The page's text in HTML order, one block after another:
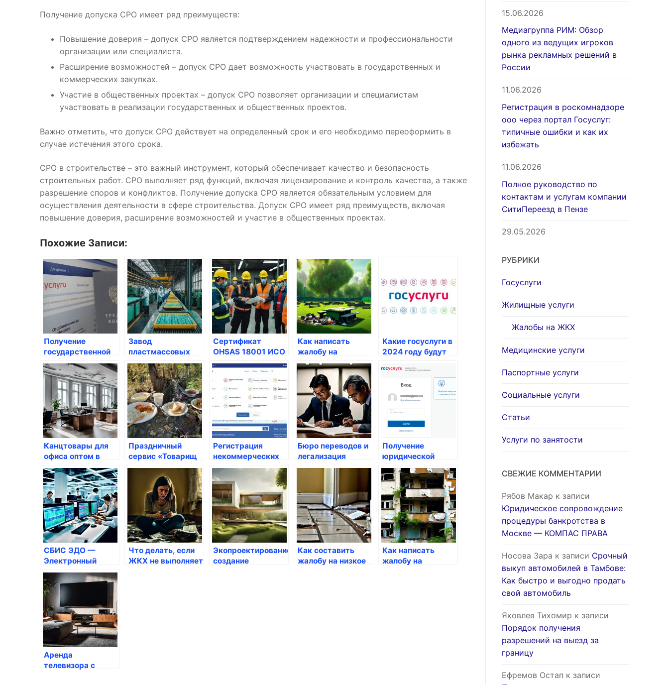
Получение допуска СРО имеет ряд преимуществ:
Повышение доверия – допуск СРО является подтверждением надежности и профессиональности
организации или специалиста.
Расширение возможностей – допуск СРО дает возможность участвовать в государственных и
коммерческих закупках.
Участие в общественных проектах – допуск СРО позволяет организации и специалистам
участвовать в реализации государственных и общественных проектов.
Важно отметить, что допуск СРО действует на определенный срок и его необходимо переоформить в
случае истечения этого срока.
СРО в строительстве – это важный инструмент, который обеспечивает качество и безопасность
строительных работ. СРО выполняет ряд функций, включая лицензирование и контроль качества, а также
разрешение споров и конфликтов. Получение допуска СРО является обязательным условием для
осуществления деятельности в сфере строительства. Допуск СРО имеет ряд преимуществ, включая
повышение доверия, расширение возможностей и участие в общественных проектах.
Похожие Записи:
Получение
государственной
услуги Услуги
управляющих
организаций
Завод
пластмассовых
изделий в России
Сертификат
OHSAS 18001 ИСО
18001:2007
получить в Москве
по низкой цене
Как написать
жалобу на
невыполнение
работ по
благоустройству
территории
Какие госуслуги в
2024 году будут
россиянам?
Канцтовары для
офиса оптом в
Екатеринбурге
Праздничный
сервис «Товарищ
Полковник»
Регистрация
некоммерческих
организаций: все,
что нужно знать
Бюро переводов и
легализация
документов: как
качественные
услуги
Получение
юридической
помощи семьям с
низким доходом
СБИС ЭДО —
Электронный
документооборот
между
компаниями,
торговыми сетями
и сотрудниками
Что делать, если
ЖКХ не выполняет
Экопроектирование:
создание
Как составить
жалобу на низкое
Как написать
жалобу на
Аренда
телевизора с
15.06.2026
Медиагруппа РИМ: Обзор
одного из ведущих игроков
рынка рекламных решений в
России
11.06.2026
Регистрация в роскомнадзоре
ооо через портал Госуслуг:
типичные ошибки и как их
избежать
11.06.2026
Полное руководство по
контактам и услугам компании
СитиПереезд в Пензе
29.05.2026
РУБРИКИ
Госуслуги
Жилищные услуги
Жалобы на ЖКХ
Медицинские услуги
Паспортные услуги
Социальные услуги
Статьи
Услуги по занятости
СВЕЖИЕ КОММЕНТАРИИ
Рябов Макар к записи
Юридическое сопровождение
процедуры банкротства в
Москве — КОМПАС ПРАВА
Носова Зара к записи Срочный
выкуп автомобилей в Тамбове:
Как быстро и выгодно продать
свой автомобиль
Яковлев Тихомир к записи
Порядок получения
разрешений на выезд за
границу
Ефремов Остап к записи